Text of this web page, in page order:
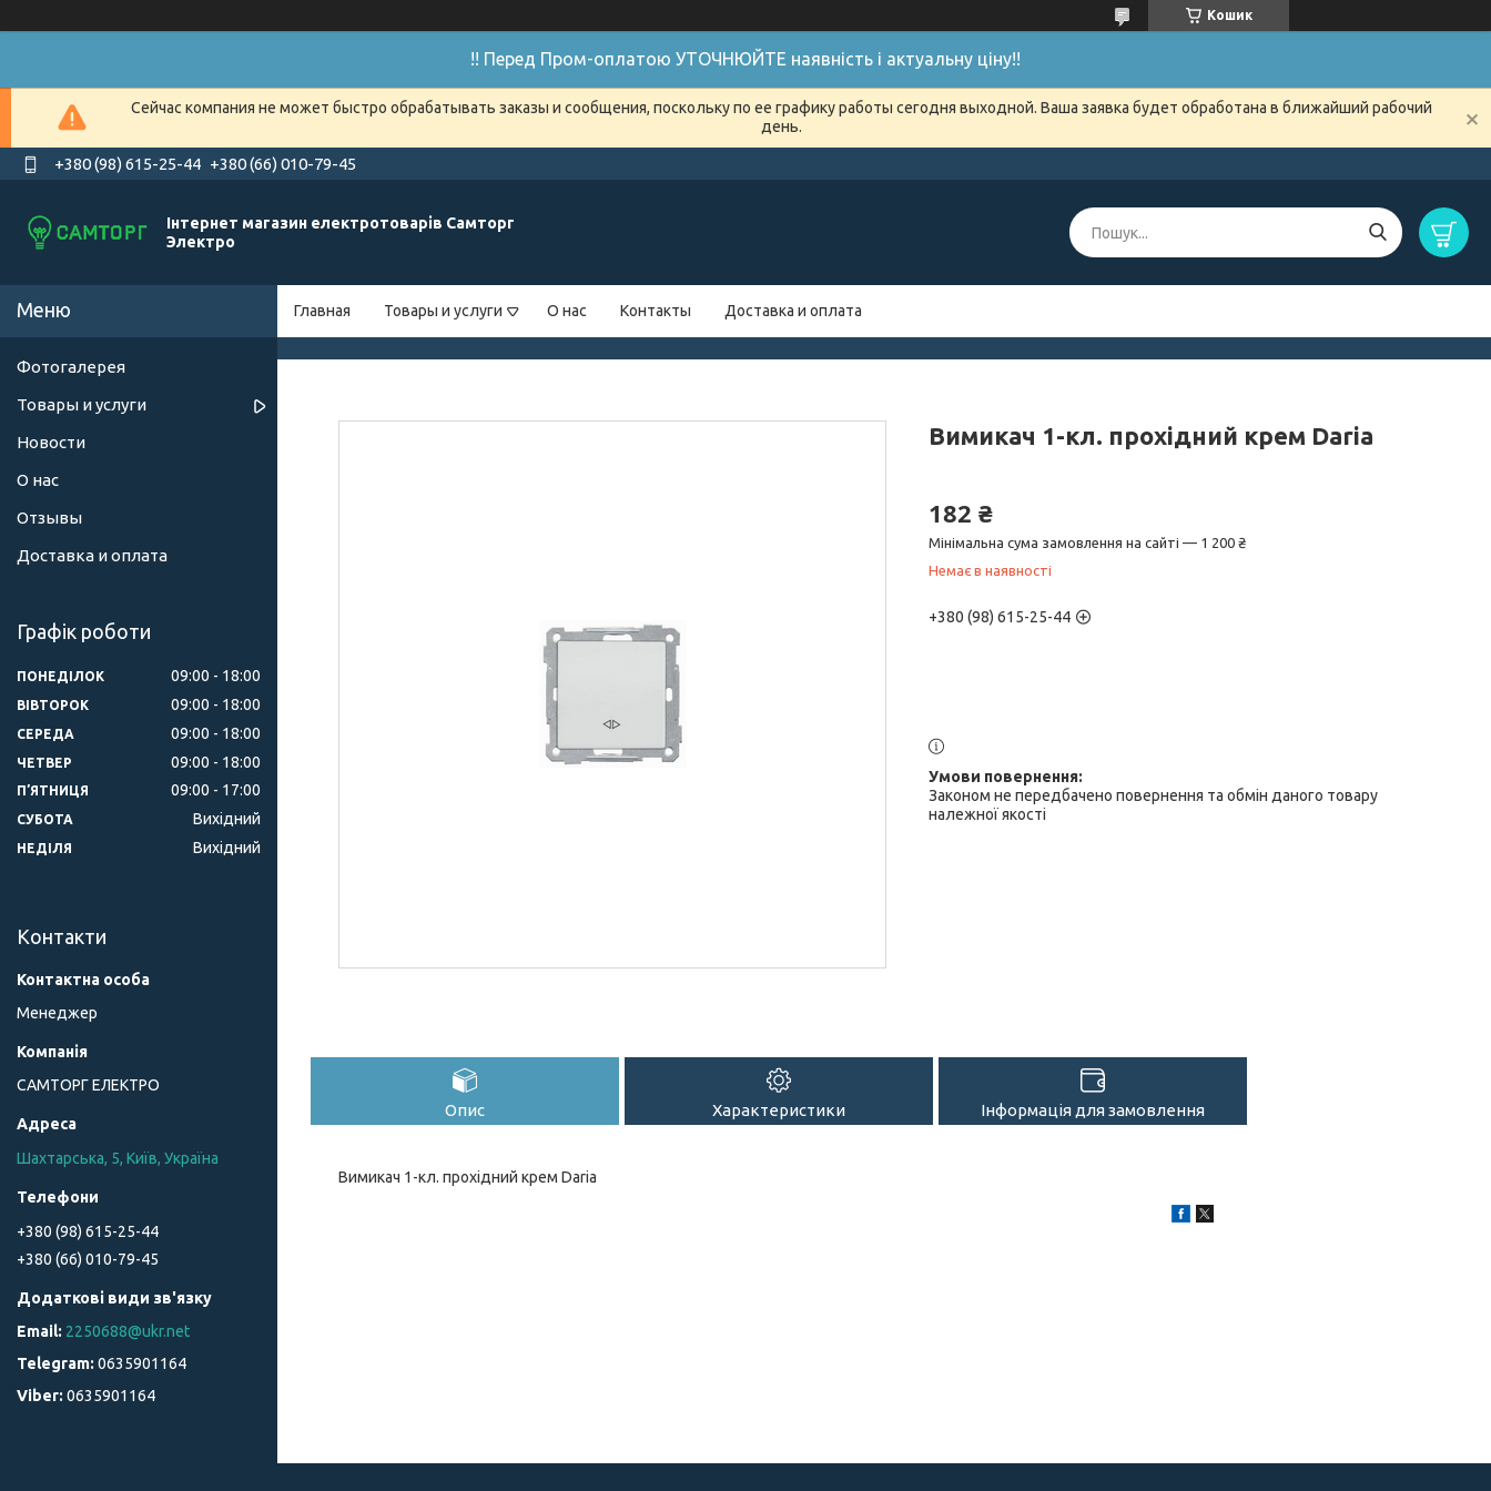
Кошик
!! Перед Пром-оплатою УТОЧНЮЙТЕ наявність і актуальну ціну!!
Сейчас компания не может быстро обрабатывать заказы и сообщения, поскольку по ее графику работы сегодня выходной. Ваша заявка будет обработана в ближайший рабочий
день.
+380 (98) 615-25-44 +380 (66) 010-79-45
Інтернет магазин електротоварів Самторг
Электро
Главная Товары и услуги О нас Контакты Доставка и оплата
Вимикач 1-кл. прохідний крем Daria
182 ₴
Мінімальна сума замовлення на сайті — 1 200 ₴
Немає в наявності
+380 (98) 615-25-44
Законом не передбачено повернення та обмін даного товару
належної якості
Опис Характеристики Інформація для замовлення
Вимикач 1-кл. прохідний крем Daria
Фотогалерея
Товары и услуги
Новости
О нас
Отзывы
Доставка и оплата
Графік роботи
ПОНЕДІЛОК 09:00 18:00
ВІВТОРОК 09:00 18:00
СЕРЕДА 09:00 18:00
ЧЕТВЕР 09:00 18:00
ПʼЯТНИЦЯ 09:00 17:00
СУБОТА Вихідний
НЕДІЛЯ Вихідний
Контакти
Менеджер
САМТОРГ ЕЛЕКТРО
Шахтарська, 5, Київ, Україна
+380 (98) 615-25-44
+380 (66) 010-79-45
2250688@ukr.net
0635901164
0635901164